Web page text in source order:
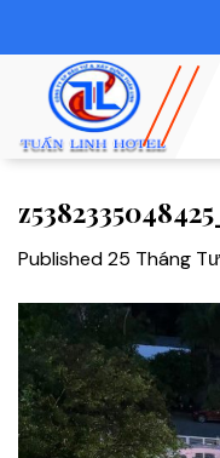
content
Published25 Tháng